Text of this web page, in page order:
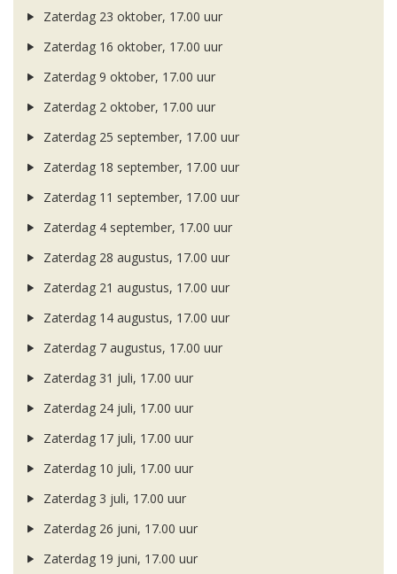
Zaterdag 23 oktober, 17.00 uur
Zaterdag 16 oktober, 17.00 uur
Zaterdag 9 oktober, 17.00 uur
Zaterdag 2 oktober, 17.00 uur
Zaterdag 25 september, 17.00 uur
Zaterdag 18 september, 17.00 uur
Zaterdag 11 september, 17.00 uur
Zaterdag 4 september, 17.00 uur
Zaterdag 28 augustus, 17.00 uur
Zaterdag 21 augustus, 17.00 uur
Zaterdag 14 augustus, 17.00 uur
Zaterdag 7 augustus, 17.00 uur
Zaterdag 31 juli, 17.00 uur
Zaterdag 24 juli, 17.00 uur
Zaterdag 17 juli, 17.00 uur
Zaterdag 10 juli, 17.00 uur
Zaterdag 3 juli, 17.00 uur
Zaterdag 26 juni, 17.00 uur
Zaterdag 19 juni, 17.00 uur